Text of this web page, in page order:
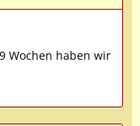
Wochen haben wir